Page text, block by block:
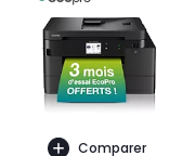
Comparer